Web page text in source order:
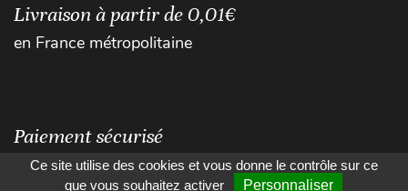
Livraison à partir de 0,01€
en France métropolitaine
Paiement sécurisé
Ce site utilise des cookies et vous donne le contrôle sur ce
que vous souhaitez activer
Personnaliser